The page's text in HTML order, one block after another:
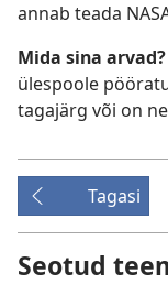
annab teada
Mida sina arvad?
ülespoole
tagajärg või on
Tagasi
Seotud